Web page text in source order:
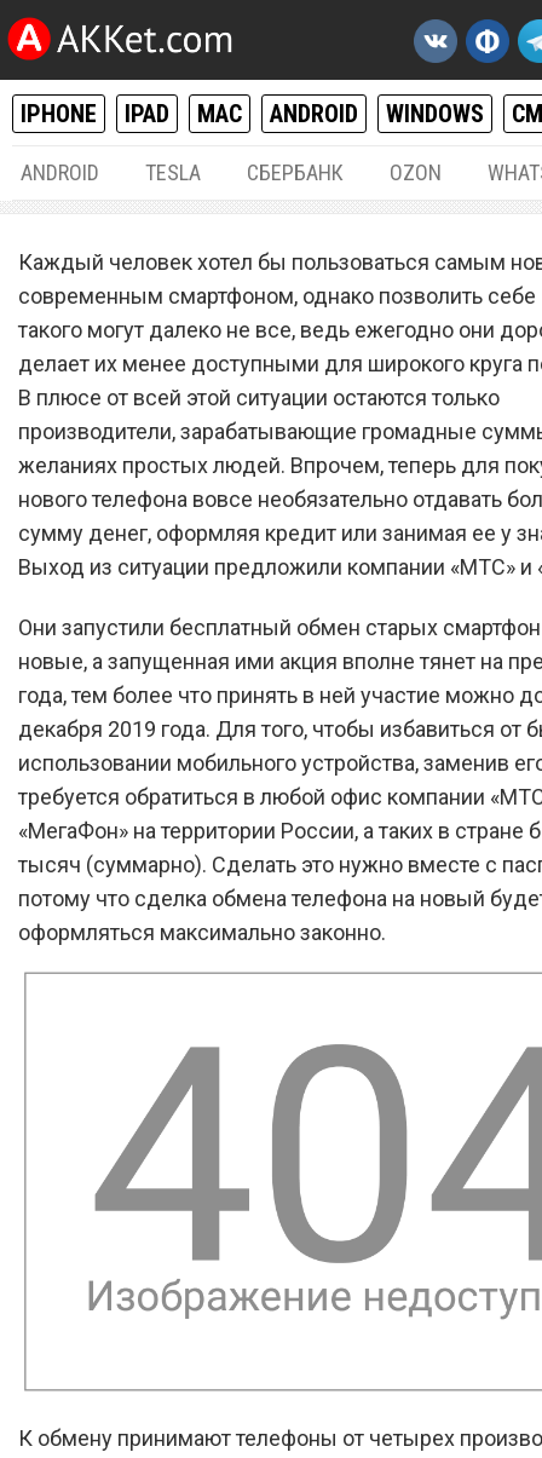
IPHONE IPAD MAC ANDROID WINDOWS
ANDROID TESLA СБЕРБАНК OZON
Предложение года:
«МегаФон» запустили
бесплатный обмен старых
смартфонов на новые
Каждый человек хотел бы пользоваться самым
современным смартфоном, однако позволить себе
такого могут далеко не все, ведь ежегодно они
делает их менее доступными для широкого круга
В плюсе от всей этой ситуации остаются только
производители, зарабатывающие громадные
желаниях простых людей. Впрочем, теперь для
нового телефона вовсе необязательно отдавать
сумму денег, оформляя кредит или занимая ее у
Выход из ситуации предложили компании «МТС» и
Они запустили бесплатный обмен старых
новые, а запущенная ими акция вполне тянет на
года, тем более что принять в ней участие можно
декабря 2019 года. Для того, чтобы избавиться от
использовании мобильного устройства, заменив
требуется обратиться в любой офис компании
«МегаФон» на территории России, а таких в стране
тысяч (суммарно). Сделать это нужно вместе с
потому что сделка обмена телефона на новый
оформляться максимально законно.
К обмену принимают телефоны от четырех